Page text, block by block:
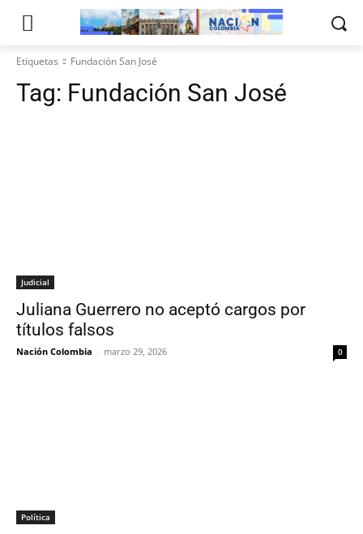
Etiquetas Fundación San José
Tag: Fundación San José
Judicial
Juliana Guerrero no aceptó cargos por
títulos falsos
Nación Colombia - marzo 29, 2026 0
Política